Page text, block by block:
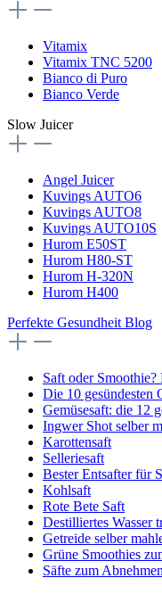
Vitamix
Vitamix TNC 5200
Bianco di Puro
Bianco Verde
Slow Juicer
Angel Juicer
Kuvings AUTO6
Kuvings AUTO8
Kuvings AUTO10S
Hurom E50ST
Hurom H80-ST
Hurom H-320N
Hurom H400
Perfekte Gesundheit Blog
Saft oder
Die 10 gesündesten
Gemüsesaft: die 12
Ingwer Shot selber
Karottensaft
Selleriesaft
Bester Entsafter für
Kohlsaft
Rote Bete Saft
Destilliertes Wasser
Getreide selber
Grüne Smoothies
Säfte zum Abnehmen